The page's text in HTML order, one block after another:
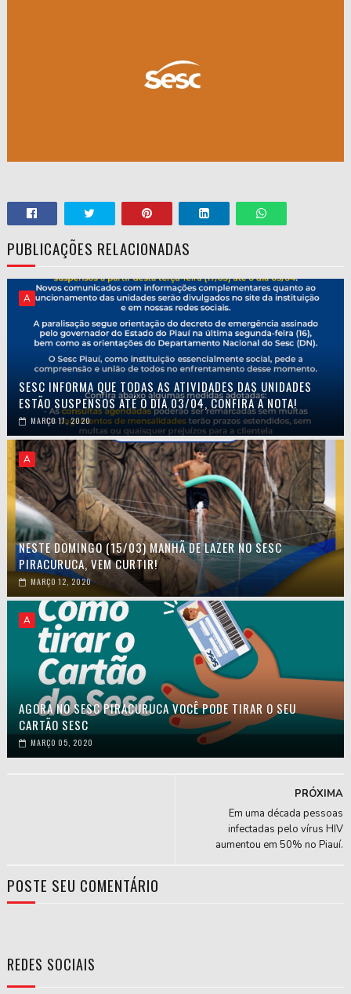
PUBLICAÇÕES RELACIONADAS
A
SESC INFORMA QUE TODAS AS ATIVIDADES DAS UNIDADES
ESTÃO SUSPENSOS ATÉ O DIA 03/04, CONFIRA A NOTA!
MARÇO 17, 2020
A
NESTE DOMINGO (15/03) MANHÃ DE LAZER NO SESC
PIRACURUCA, VEM CURTIR!
MARÇO 12, 2020
A
AGORA NO SESC PIRACURUCA VOCÊ PODE TIRAR O SEU
CARTÃO SESC
MARÇO 05, 2020
PRÓXIMA
Em uma década pessoas
infectadas pelo vírus HIV
aumentou em 50% no Piauí.
POSTE SEU COMENTÁRIO
REDES SOCIAIS